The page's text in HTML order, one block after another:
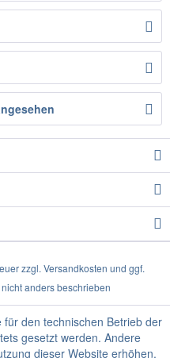
zzgl. Versandkosten und ggf.
anders beschrieben
den technischen Betrieb der
gesetzt werden. Andere
dieser Website erhöhen,